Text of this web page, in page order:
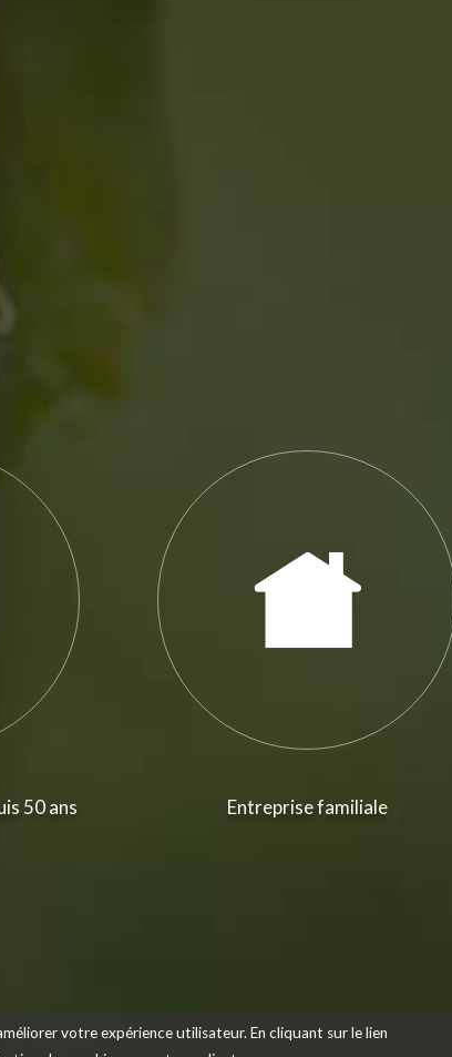
50 ans Entreprise familiale
votre expérience utilisateur. En cliquant sur le lien